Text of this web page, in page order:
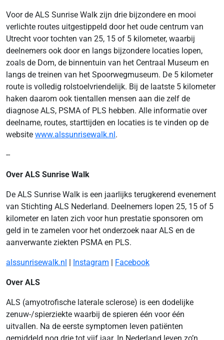
Voor de ALS Sunrise Walk zijn drie bijzondere en mooi
verlichte routes uitgestippeld door het oude centrum van
Utrecht voor tochten van 25, 15 of 5 kilometer, waarbij
deelnemers ook door en langs bijzondere locaties lopen,
zoals de Dom, de binnentuin van het Centraal Museum en
langs de treinen van het Spoorwegmuseum. De 5 kilometer
route is volledig rolstoelvriendelijk. Bij de laatste 5 kilometer
haken daarom ook tientallen mensen aan die zelf de
diagnose ALS, PSMA of PLS hebben. Alle informatie over
deelname, routes, starttijden en locaties is te vinden op de
website www.alssunrisewalk.nl.
--
Over ALS Sunrise Walk
De ALS Sunrise Walk is een jaarlijks terugkerend evenement
van Stichting ALS Nederland. Deelnemers lopen 25, 15 of 5
kilometer en laten zich voor hun prestatie sponsoren om
geld in te zamelen voor het onderzoek naar ALS en de
aanverwante ziekten PSMA en PLS.
alssunrisewalk.nl | Instagram | Facebook
Over ALS
ALS (amyotrofische laterale sclerose) is een dodelijke
zenuw-/spierziekte waarbij de spieren één voor één
uitvallen. Na de eerste symptomen leven patiënten